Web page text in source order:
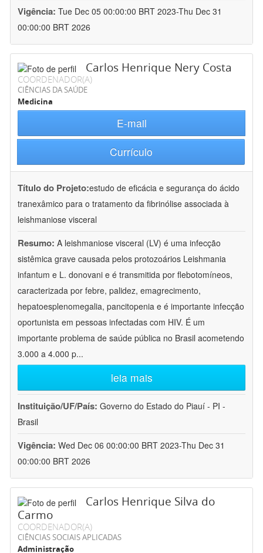
Vigência: Tue Dec 05 00:00:00 BRT 2023-Thu Dec 31
00:00:00 BRT 2026
Carlos Henrique Nery Costa
COORDENADOR(A)
CIÊNCIAS DA SAÚDE
Medicina
E-mail
Currículo
Título do Projeto:estudo de eficácia e segurança do ácido
tranexâmico para o tratamento da fibrinólise associada à
leishmaniose visceral
Resumo: A leishmaniose visceral (LV) é uma infecção
sistêmica grave causada pelos protozoários Leishmania
infantum e L. donovani e é transmitida por flebotomíneos,
caracterizada por febre, palidez, emagrecimento,
hepatoesplenomegalia, pancitopenia e é importante infecção
oportunista em pessoas infectadas com HIV. É um
importante problema de saúde pública no Brasil acometendo
3.000 a 4.000 p...
leia mais
Instituição/UF/País: Governo do Estado do Piauí - PI -
Brasil
Vigência: Wed Dec 06 00:00:00 BRT 2023-Thu Dec 31
00:00:00 BRT 2026
Carlos Henrique Silva do
Carmo
COORDENADOR(A)
CIÊNCIAS SOCIAIS APLICADAS
Administração